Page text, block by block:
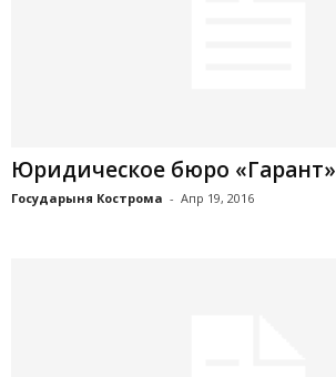
Юридическое бюро «Гарант»
Государыня Кострома - Апр 19, 2016